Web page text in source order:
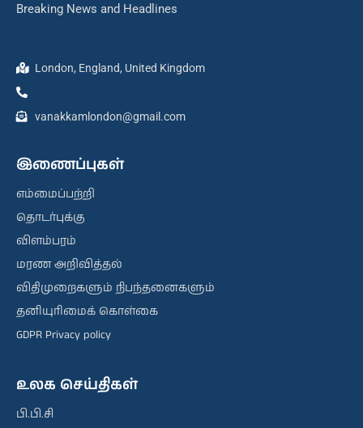
Breaking News and Headlines
London, England, United Kingdom
vanakkamlondon@gmail.com
இணைப்புகள்
எம்மைப்பற்றி
தொடர்புக்கு
விளம்பரம்
மரண அறிவித்தல்
விதிமுறைகளும் நிபந்தனைகளும்
தனியுரிமைக் கொள்கை
GDPR Privacy policy
உலக செய்திகள்
பி.பி.சி